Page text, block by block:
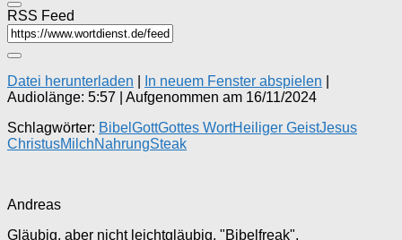
RSS Feed
Datei herunterladen In neuem Fenster abspielen
Audiolänge: 5:57
Aufgenommen am 16/11/2024
Schlagwörter: Bibel GottGottes WortHeiliger GeistJesus
ChristusMilchNahrungSteak
Andreas
Gläubig, aber nicht leichtgläubig. "Bibelfreak",